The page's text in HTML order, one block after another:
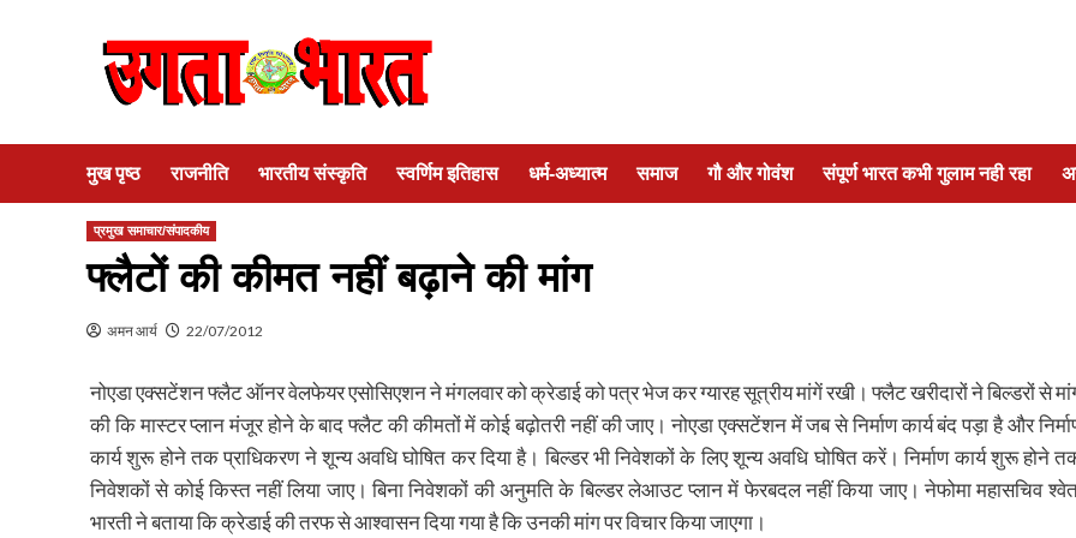
मुख पृष्ठ राजनीति भारतीय संस्कृति स्वर्णिम इतिहास धर्म-अध्यात्म समाज गौ और गोवंश संपूर्ण भारत कभी गुलाम नही रहा
प्रमुख समाचार/संपादकीय
फ्लैटों की कीमत नहीं बढ़ाने की मांग
अमन आर्य 22/07/2012
नोएडा एक्सटेंशन फ्लैट ऑनर वेलफेयर एसोसिएशन ने मंगलवार को क्रेडाई को पत्र भेज कर ग्यारह सूत्रीय मांगें रखी। फ्लैट खरीदारों ने बिल्डरों से
की कि मास्टर प्लान मंजूर होने के बाद फ्लैट की कीमतों में कोई बढ़ोतरी नहीं की जाए। नोएडा एक्सटेंशन में जब से निर्माण कार्य बंद पड़ा है और
कार्य शुरू होने तक प्राधिकरण ने शून्य अवधि घोषित कर दिया है। बिल्डर भी निवेशकों के लिए शून्य अवधि घोषित करें। निर्माण कार्य शुरू होने
निवेशकों से कोई किस्त नहीं लिया जाए। बिना निवेशकों की अनुमति के बिल्डर लेआउट प्लान में फेरबदल नहीं किया जाए। नेफोमा महासचिव
भारती ने बताया कि क्रेडाई की तरफ से आश्वासन दिया गया है कि उनकी मांग पर विचार किया जाएगा।